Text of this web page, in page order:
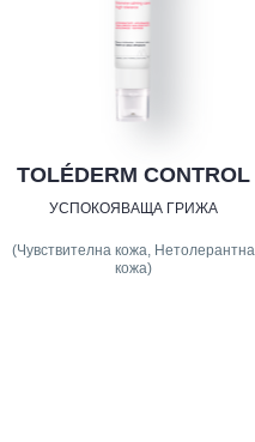
TOLÉDERM CONTROL
УСПОКОЯВАЩА ГРИЖА
(Чувствителна кожа, Нетолерантна
кожа)